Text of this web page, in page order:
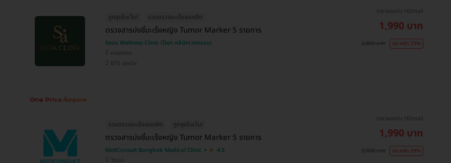
ถูกสุดในเว็บ! รวมตรวจมะเร็งยอดฮิต
ตรวจสารบ่งชี้มะเร็งหญิง Tumor Marker 5 รายการ
Seoa Wellness Clinic (โซอา คลินิกเวชกรรม)
คลองเตย
BTS เอกมัย
ราคาจองกับ HDmall
1,990 บาท
2,800 บาท ประหยัด 29%
รวมตรวจมะเร็งยอดฮิต ถูกสุดในเว็บ!
ตรวจสารบ่งชี้มะเร็งหญิง Tumor Marker 5 รายการ
MedConsult Bangkok Medical Clinic
4.5
วัฒนา
ราคาจองกับ HDmall
1,990 บาท
2,800 บาท ประหยัด 29%